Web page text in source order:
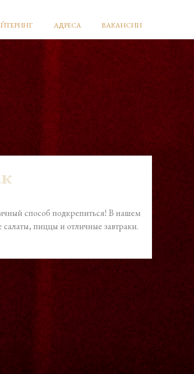
ВАКАНСИИ
АДРЕСА
способ подкрепиться! В нашем
пиццы и отличные завтраки.